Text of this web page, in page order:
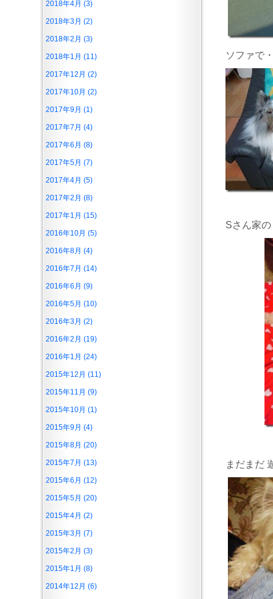
ソファで
Sさん家
まだまだ
2018年4月 (3)
2018年3月 (2)
2018年2月 (3)
2018年1月 (11)
2017年12月 (2)
2017年10月 (2)
2017年9月 (1)
2017年7月 (4)
2017年6月 (8)
2017年5月 (7)
2017年4月 (5)
2017年2月 (8)
2017年1月 (15)
2016年10月 (5)
2016年8月 (4)
2016年7月 (14)
2016年6月 (9)
2016年5月 (10)
2016年3月 (2)
2016年2月 (19)
2016年1月 (24)
2015年12月 (11)
2015年11月 (9)
2015年10月 (1)
2015年9月 (4)
2015年8月 (20)
2015年7月 (13)
2015年6月 (12)
2015年5月 (20)
2015年4月 (2)
2015年3月 (7)
2015年2月 (3)
2015年1月 (8)
2014年12月 (6)